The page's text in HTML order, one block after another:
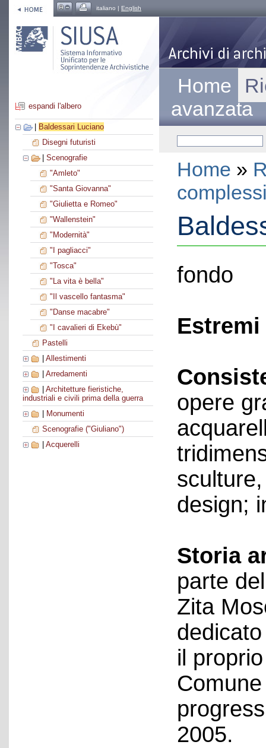
italiano | English
espandi l'albero
Baldessari Luciano
Disegni futuristi
Scenografie
"Amleto"
"Santa Giovanna"
"Giulietta e Romeo"
"Wallenstein"
"Modernità"
"I pagliacci"
"Tosca"
"La vita è bella"
"Il vascello fantasma"
"Danse macabre"
"I cavalieri di Ekebù"
Pastelli
Allestimenti
Arredamenti
Architetture fieristiche,
industriali e civili prima della guerra
Monumenti
Scenografie ("Giuliano")
Acquerelli
Home
avanzata
Home »
fondo
opere
design;
Storia
parte
Zita
il
2005.